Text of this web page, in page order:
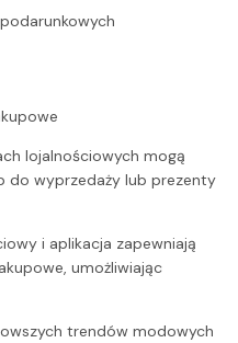
lojalnościowych mogą
do wyprzedaży lub prezenty
i aplikacja zapewniają
umożliwiając
trendów modowych